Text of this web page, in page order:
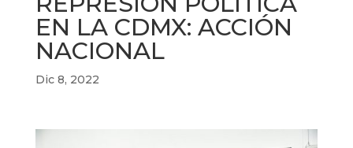
EN LA CDMX: ACCIÓN
NACIONAL
Dic 8, 2022